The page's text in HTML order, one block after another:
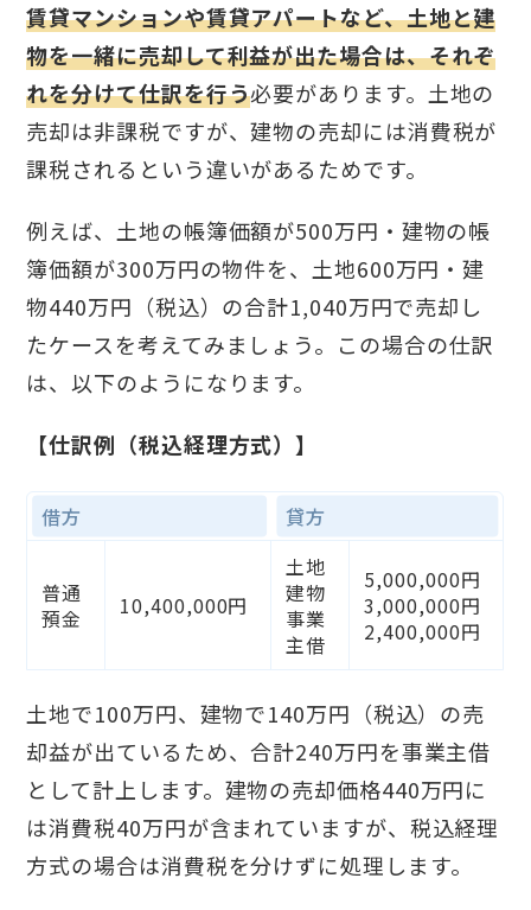
賃貸マンションや賃貸アパートなど、土地と建
物を一緒に売却して利益が出た場合は、それぞ
れを分けて仕訳を行う必要があります。土地の
売却は非課税ですが、建物の売却には消費税が
課税されるという違いがあるためです。
例えば、土地の帳簿価額が500万円・建物の帳
簿価額が300万円の物件を、土地600万円・建
物440万円（税込）の合計1,040万円で売却し
たケースを考えてみましょう。この場合の仕訳
は、以下のようになります。
【仕訳例（税込経理方式）】
借方 貸方
普通
預金
10,400,000円
土地
建物
事業
主借
5,000,000円
3,000,000円
2,400,000円
土地で100万円、建物で140万円（税込）の売
却益が出ているため、合計240万円を事業主借
として計上します。建物の売却価格440万円に
は消費税40万円が含まれていますが、税込経理
方式の場合は消費税を分けずに処理します。